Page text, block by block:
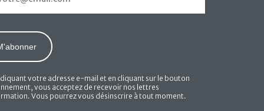
votre adresse e-mail et en cliquant sur le bouton
vous acceptez de recevoir nos lettres
Vous pourrez vous désinscrire à tout moment.